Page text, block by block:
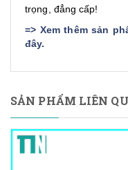
trọng, đẳng cấp!
=> Xem thêm sản
đây.
SẢN PHẨM LIÊN